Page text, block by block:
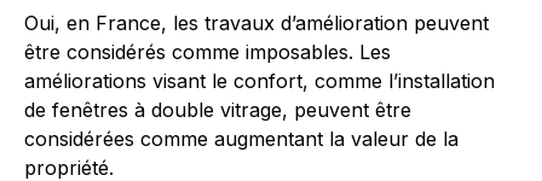
Oui, en France, les travaux d’amélioration peuvent
être considérés comme imposables. Les
améliorations visant le confort, comme l’installation
de fenêtres à double vitrage, peuvent être
considérées comme augmentant la valeur de la
propriété.